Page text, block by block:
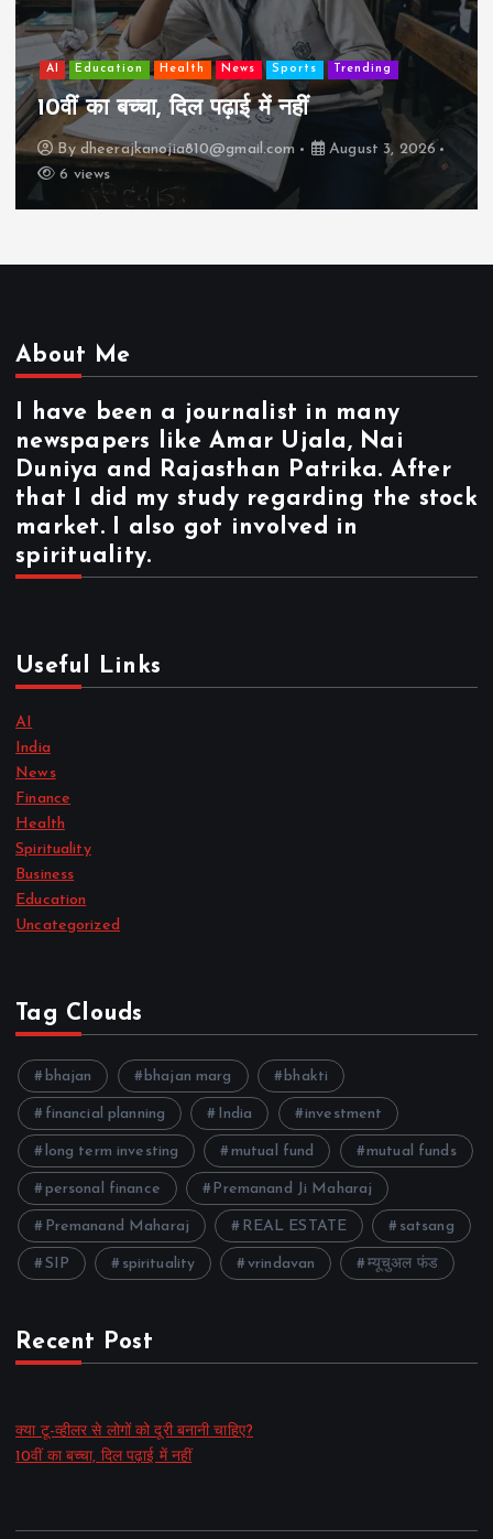
AI Education Lifestyle Mutual fund society
झुग्गी में रहने वाला 10,000 कमाने वाले का बच्चा
कैसे “बड़ा आदमी” बन सकता है?
Bydheerajkanojia810@gmail.com
August 2, 2026
17 views
About Me
I have been a journalist in many
newspapers like Amar Ujala, Nai
Duniya and Rajasthan Patrika. After
that I did my study regarding the stock
market. I also got involved in
spirituality.
Useful Links
AI
India
News
Finance
Health
Spirituality
Business
Education
Uncategorized
Tag Clouds
bhajan bhajan marg bhakti
financial planning India investment
long term investing mutual fund mutual funds
personal finance Premanand Ji Maharaj
Premanand Maharaj REAL ESTATE satsang
SIP spirituality vrindavan म्यूचुअल फंड
Recent Post
क्या टू-व्हीलर से लोगों को दूरी बनानी चाहिए?
10वीं का बच्चा, दिल पढ़ाई में नहीं